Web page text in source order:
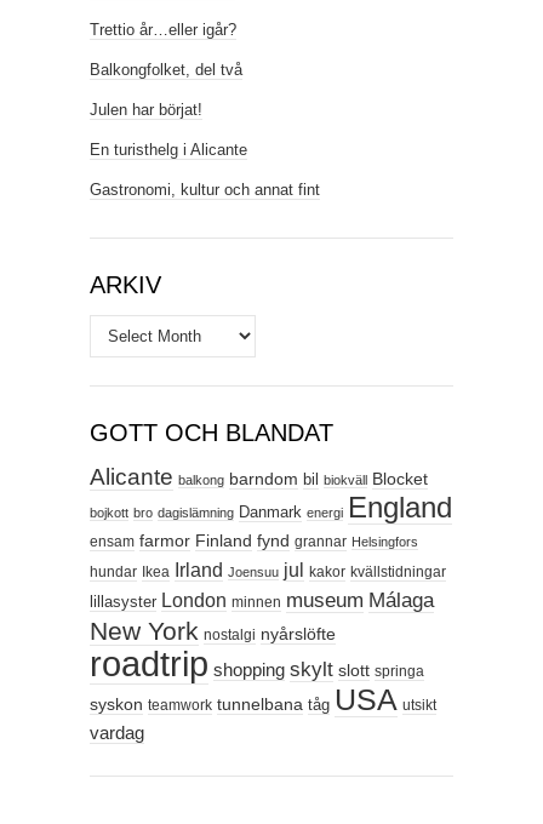
Trettio år…eller igår?
Balkongfolket, del två
Julen har börjat!
En turisthelg i Alicante
Gastronomi, kultur och annat fint
ARKIV
Arkiv
GOTT OCH BLANDAT
Alicante balkong barndom bil biokväll Blocket
bojkott bro dagislämning Danmark energi England
ensam farmor Finland fynd grannar Helsingfors
hundar Ikea Irland Joensuu jul kakor kvällstidningar
lillasyster London minnen museum Málaga
New York nostalgi nyårslöfte
roadtrip shopping skylt slott springa
syskon teamwork tunnelbana tåg USA utsikt
vardag